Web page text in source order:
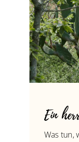
Ein
Was tun,